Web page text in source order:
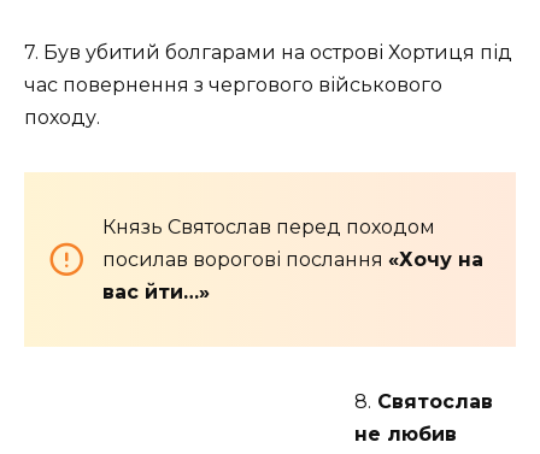
7. Був убитий болгарами на острові Хортиця під
час повернення з чергового військового
походу.
Князь Святослав перед походом
посилав ворогові послання «Хочу на
вас йти…»
8. Святослав
не любив